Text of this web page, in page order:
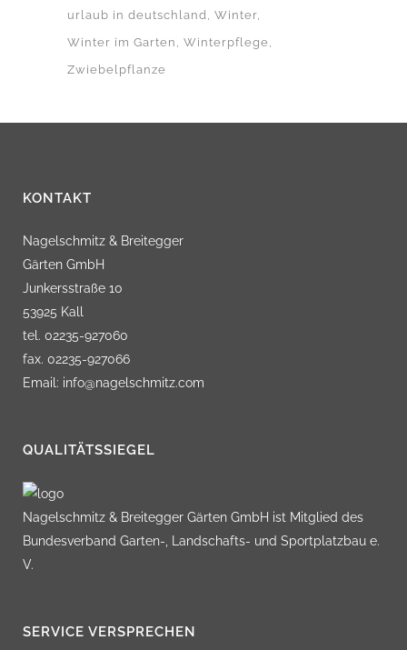
urlaub in deutschland Winter
Winter im Garten
Winterpflege
Zwiebelpflanze
KONTAKT
Nagelschmitz & Breitegger
Gärten GmbH
Junkersstraße 10
53925 Kall
tel. 02235-927060
fax. 02235-927066
Email: info@nagelschmitz.com
QUALITÄTSSIEGEL
Nagelschmitz & Breitegger Gärten GmbH ist Mitglied des
Bundesverband Garten-, Landschafts- und Sportplatzbau e.
V.
SERVICE VERSPRECHEN